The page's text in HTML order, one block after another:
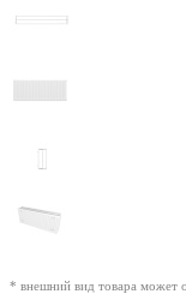
* внешний вид товара может